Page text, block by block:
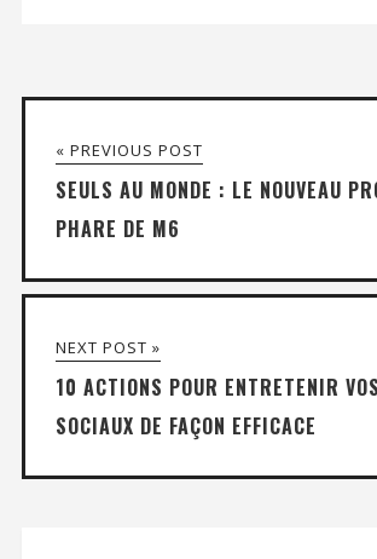
« PREVIOUS POST
SEULS AU MONDE : LE NOUVEAU
PHARE DE M6
NEXT POST »
10 ACTIONS POUR ENTRETENIR
SOCIAUX DE FAÇON EFFICACE